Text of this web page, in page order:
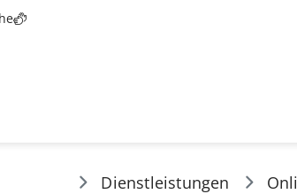
Dienstleistungen